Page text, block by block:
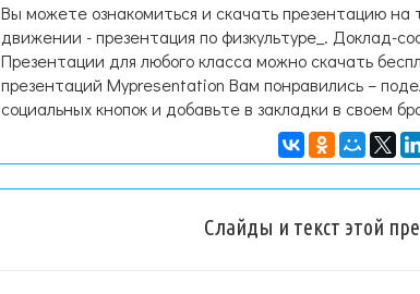
Вы можете ознакомиться и скачать презентацию на
движении - презентация по физкультуре_. Доклад-
Презентации для любого класса можно скачать
презентаций Mypresentation Вам понравились –
социальных кнопок и добавьте в закладки в своем
Слайды и текст этой